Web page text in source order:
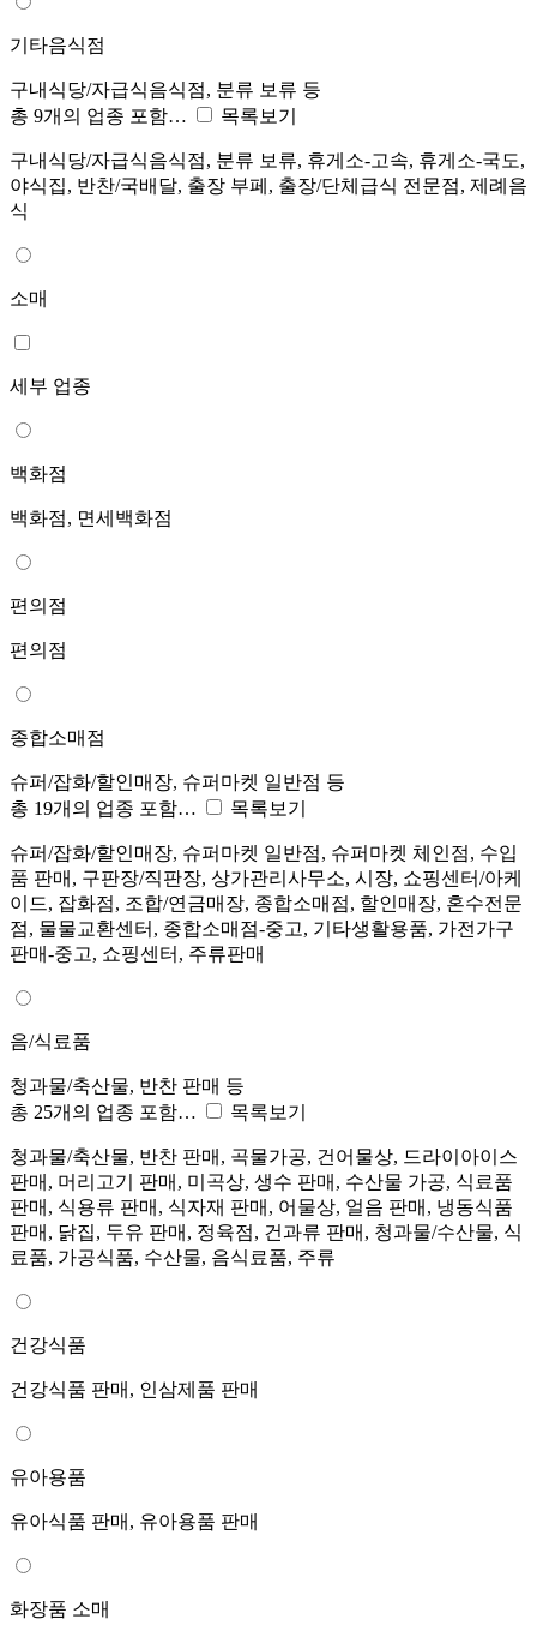
기타음식점
구내식당/자급식음식점, 분류 보류 등
총 9개의 업종 포함…
목록보기
구내식당/자급식음식점, 분류 보류, 휴게소-고속, 휴게소-국도,
야식집, 반찬/국배달, 출장 부페, 출장/단체급식 전문점, 제례음
식
소매
세부 업종
백화점
백화점, 면세백화점
편의점
편의점
종합소매점
슈퍼/잡화/할인매장, 슈퍼마켓 일반점 등
총 19개의 업종 포함…
목록보기
슈퍼/잡화/할인매장, 슈퍼마켓 일반점, 슈퍼마켓 체인점, 수입
품 판매, 구판장/직판장, 상가관리사무소, 시장, 쇼핑센터/아케
이드, 잡화점, 조합/연금매장, 종합소매점, 할인매장, 혼수전문
점, 물물교환센터, 종합소매점-중고, 기타생활용품, 가전가구
판매-중고, 쇼핑센터, 주류판매
음/식료품
청과물/축산물, 반찬 판매 등
총 25개의 업종 포함…
목록보기
청과물/축산물, 반찬 판매, 곡물가공, 건어물상, 드라이아이스
판매, 머리고기 판매, 미곡상, 생수 판매, 수산물 가공, 식료품
판매, 식용류 판매, 식자재 판매, 어물상, 얼음 판매, 냉동식품
판매, 닭집, 두유 판매, 정육점, 건과류 판매, 청과물/수산물, 식
료품, 가공식품, 수산물, 음식료품, 주류
건강식품
건강식품 판매, 인삼제품 판매
유아용품
유아식품 판매, 유아용품 판매
화장품 소매